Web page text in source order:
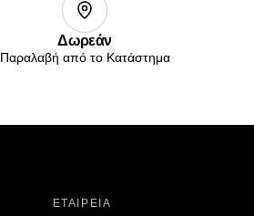
Δωρεάν
Παραλαβή από το Κατάστημα
ΕΤΑΙΡΕΙΑ